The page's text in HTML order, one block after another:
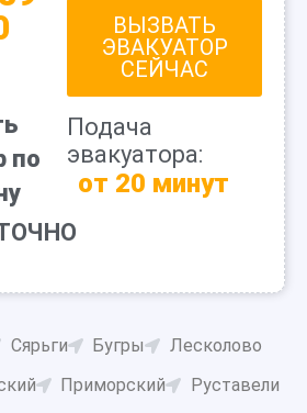
по
ВЫЗВАТЬ
ЭВАКУАТОР
СЕЙЧАС
Подача
эвакуатора:
от 20 минут
Сярьги Бугры
Лесколово
Приморский Руставели